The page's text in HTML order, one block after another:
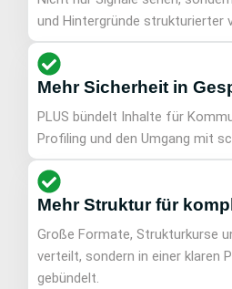
und Hintergründe strukturierter
Mehr Sicherheit in
PLUS bündelt Inhalte für
Profiling und den Umgang mit
Mehr Struktur für
Große Formate, Strukturkurse
verteilt, sondern in einer klaren
gebündelt.